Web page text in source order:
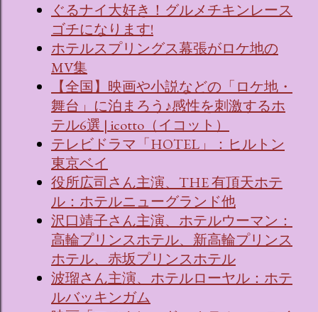
ぐるナイ大好き！グルメチキンレース
ゴチになります!
ホテルスプリングス幕張がロケ地の
MV集
【全国】映画や小説などの「ロケ地・
舞台」に泊まろう♪感性を刺激するホ
テル6選 | icotto（イコット）
テレビドラマ「HOTEL」：ヒルトン
東京ベイ
役所広司さん主演、THE 有頂天ホテ
ル：ホテルニューグランド他
沢口靖子さん主演、ホテルウーマン：
高輪プリンスホテル、新高輪プリンス
ホテル、赤坂プリンスホテル
波瑠さん主演、ホテルローヤル：ホテ
ルバッキンガム